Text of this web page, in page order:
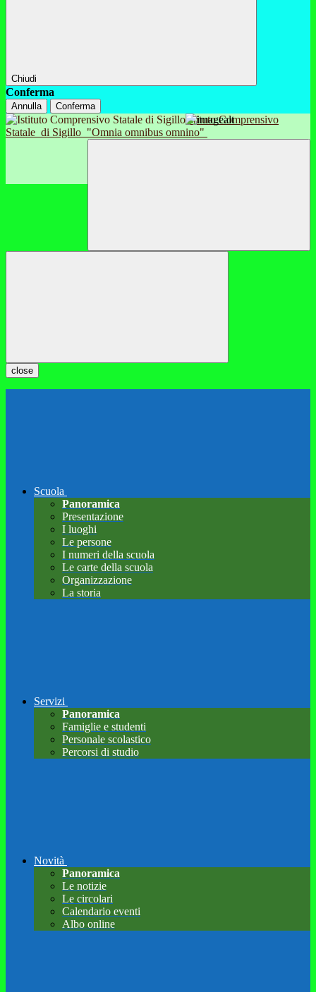
Chiudi
Conferma
Annulla Conferma
Istituto Comprensivo
Statale di Sigillo "Omnia omnibus omnino"
close
Scuola
Panoramica
Presentazione
I luoghi
Le persone
I numeri della scuola
Le carte della scuola
Organizzazione
La storia
Servizi
Panoramica
Famiglie e studenti
Personale scolastico
Percorsi di studio
Novità
Panoramica
Le notizie
Le circolari
Calendario eventi
Albo online